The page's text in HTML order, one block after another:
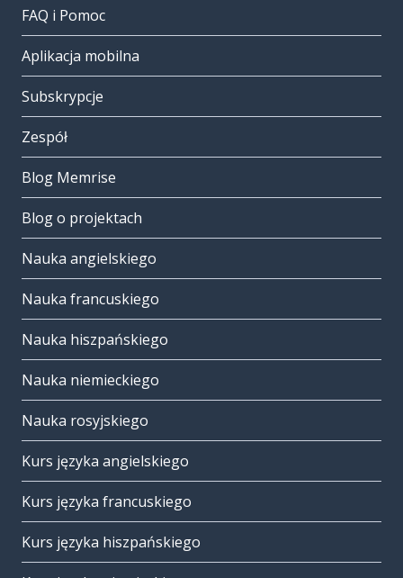
FAQ i Pomoc
Aplikacja mobilna
Subskrypcje
Zespół
Blog Memrise
Blog o projektach
Nauka angielskiego
Nauka francuskiego
Nauka hiszpańskiego
Nauka niemieckiego
Nauka rosyjskiego
Kurs języka angielskiego
Kurs języka francuskiego
Kurs języka hiszpańskiego